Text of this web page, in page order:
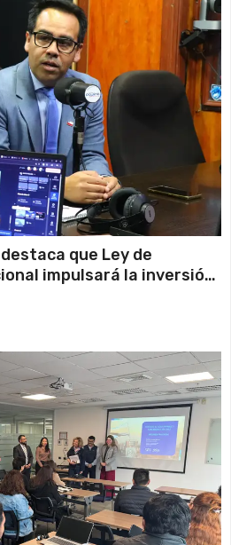
que Ley de
impulsará la inversión